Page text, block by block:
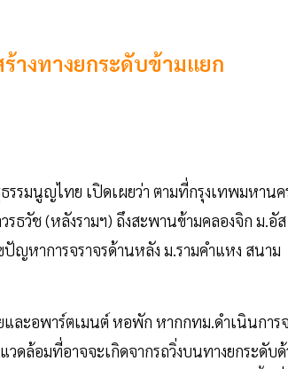
างทางยกระดับข้ามแยก
รรมนูญไทย เปิดเผยว่า ตามที่กรุงเทพมหานค
รธวัช (หลังรามฯ) ถึงสะพานข้ามคลองจิก ม.อัส
ญหาการจราจรด้านหลัง ม.รามคำแหง สนาม
ละอพาร์ตเมนต์ หอพัก หากกทม.ดำเนินการ
ดล้อมที่อาจจะเกิดจากรถวิ่งบนทางยกระดับด้